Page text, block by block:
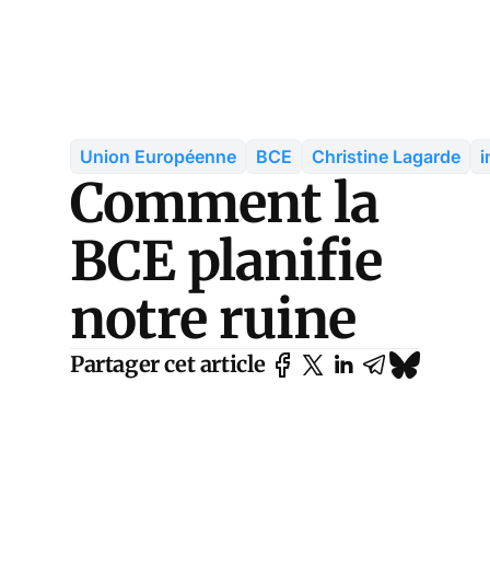
Union Européenne BCE Christine Lagarde
Comment la
BCE planifie
notre ruine
Partager cet article